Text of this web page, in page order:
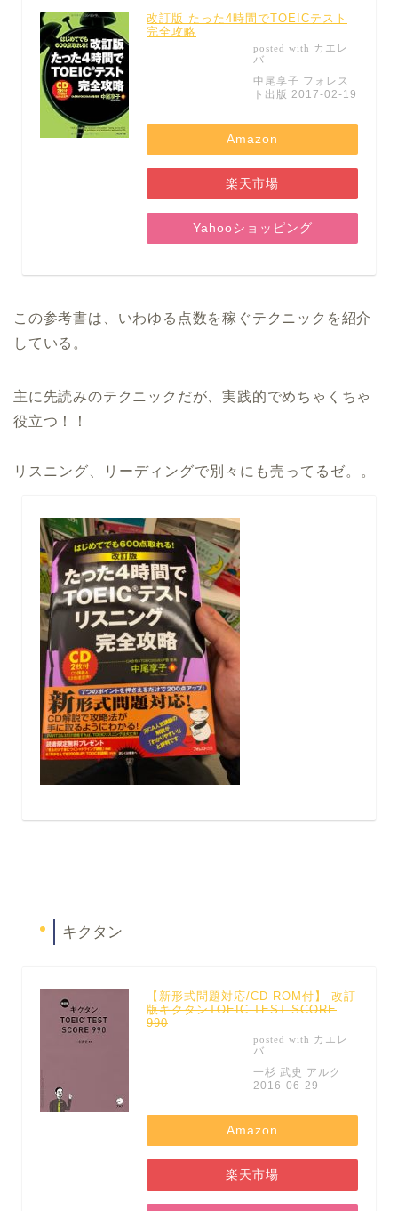
改訂版 たった4時間でTOEICテスト
完全攻略
posted with カエレ
バ
中尾享子 フォレス
ト出版 2017-02-19
Amazon
楽天市場
Yahooショッピング
この参考書は、いわゆる点数を稼ぐテクニックを紹介
している。
主に先読みのテクニックだが、実践的でめちゃくちゃ
役立つ！！
リスニング、リーディングで別々にも売ってるゼ。。
キクタン
【新形式問題対応/CD-ROM付】 改訂
版キクタンTOEIC TEST SCORE
990
posted with カエレ
バ
一杉 武史 アルク
2016-06-29
Amazon
楽天市場